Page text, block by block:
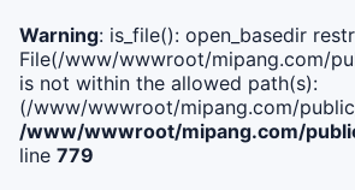
Warning: is_file(): open_basedir
File(/www/wwwroot/mipang.com/
is not within the allowed path(s):
(/www/wwwroot/mipang.com/
/www/wwwroot/mipang.com/
line 779